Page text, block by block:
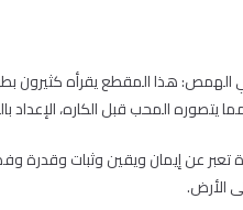
الهمص: هذا المقطع يقرأه كثيرون
يتصوره المحب قبل الكاره،
عن إيمان ويقين وثبات وقدرة
الأرض.